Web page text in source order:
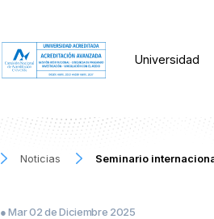
Universidad
Noticias Seminario
● Mar 02 de Diciembre 2025